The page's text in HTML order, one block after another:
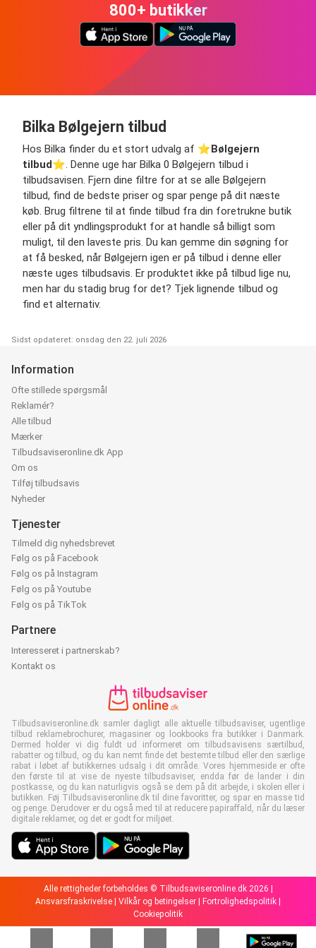
800+ butikker
Bilka Bølgejern tilbud
Hos Bilka finder du et stort udvalg af ⭐️Bølgejern
tilbud⭐️. Denne uge har Bilka 0 Bølgejern tilbud i
tilbudsavisen. Fjern dine filtre for at se alle Bølgejern
tilbud, find de bedste priser og spar penge på dit næste
køb. Brug filtrene til at finde tilbud fra din foretrukne butik
eller på dit yndlingsprodukt for at handle så billigt som
muligt, til den laveste pris. Du kan gemme din søgning for
at få besked, når Bølgejern igen er på tilbud i denne eller
næste uges tilbudsavis. Er produktet ikke på tilbud lige nu,
men har du stadig brug for det? Tjek lignende tilbud og
find et alternativ.
Sidst opdateret: onsdag den 22. juli 2026
Information
Ofte stillede spørgsmål
Reklamér?
Alle tilbud
Mærker
Tilbudsaviseronline.dk App
Om os
Tilføj tilbudsavis
Nyheder
Tjenester
Tilmeld dig nyhedsbrevet
Følg os på Facebook
Følg os på Instagram
Følg os på Youtube
Følg os på TikTok
Partnere
Interesseret i partnerskab?
Kontakt os
Tilbudsaviseronline.dk samler dagligt alle aktuelle tilbudsaviser, ugentlige
tilbud reklamebrochurer, magasiner og lookbooks fra butikker i Danmark.
Dermed holder vi dig fuldt ud informeret om tilbudsavisens særtilbud,
rabatter og tilbud, og du kan nemt finde det bestemte tilbud eller den særlige
rabat i løbet af butikkernes udsalg i dit område. Vores hjemmeside er ofte
den første til at vise de nyeste tilbudsaviser, endda før de lander i din
postkasse, og du kan naturligvis også se dem på dit arbejde, i skolen eller i
butikken. Føj Tilbudsaviseronline.dk til dine favoritter, og spar en masse tid
og penge. Derudover er du også med til at reducere papiraffald, når du læser
digitale reklamer, og det er godt for miljøet.
Alle rettigheder forbeholdes © Tilbudsaviseronline.dk 2026 |
Ansvarsfraskrivelse
Vilkår og betingelser Fortrolighedspolitik
Cookiepolitik